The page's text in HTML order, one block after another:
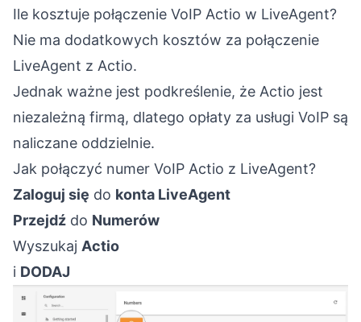
Ile kosztuje połączenie VoIP Actio w LiveAgent?
Nie ma dodatkowych kosztów za połączenie
LiveAgent z Actio.
Jednak ważne jest podkreślenie, że Actio jest
niezależną firmą, dlatego opłaty za usługi VoIP są
naliczane oddzielnie.
Jak połączyć numer VoIP Actio z LiveAgent?
Zaloguj się do konta LiveAgent
Przejdź do Numerów
Wyszukaj Actio
i DODAJ